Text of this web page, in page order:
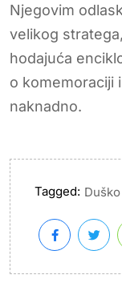
Njegovim
velikog
hodajuća
o komemoraciji
naknadno.
Tagged: